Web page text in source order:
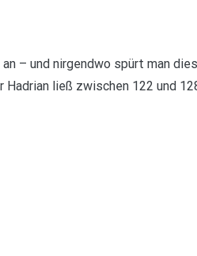
– und nirgendwo spürt man
ließ zwischen 122 und